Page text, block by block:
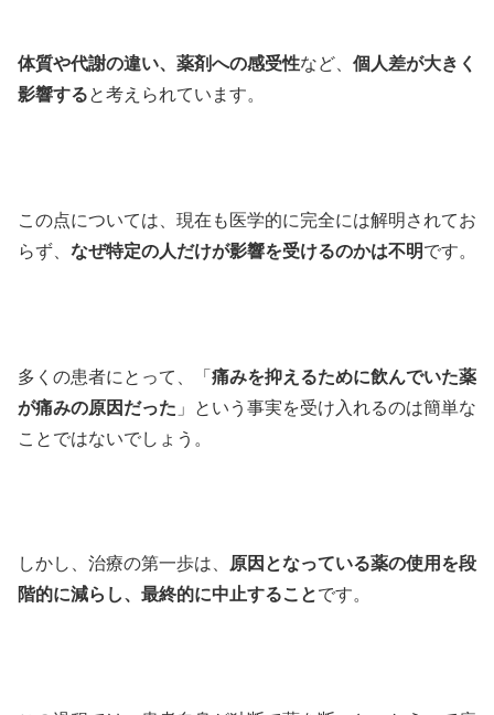
体質や代謝の違い、薬剤への感受性など、 個人差が大きく
影響すると考えられています。
この点については、現在も医学的に完全には解明されてお
らず、 なぜ特定の人だけが影響を受けるのかは不明です。
多くの患者にとって、「 痛みを抑えるために飲んでいた薬
が痛みの原因だった 」という事実を受け入れるのは簡単な
ことではないでしょう。
しかし、治療の第一歩は、
原因となっている薬の使用を段
階的に減らし、最終的に中止することです。